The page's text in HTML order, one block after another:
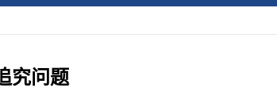
究问题